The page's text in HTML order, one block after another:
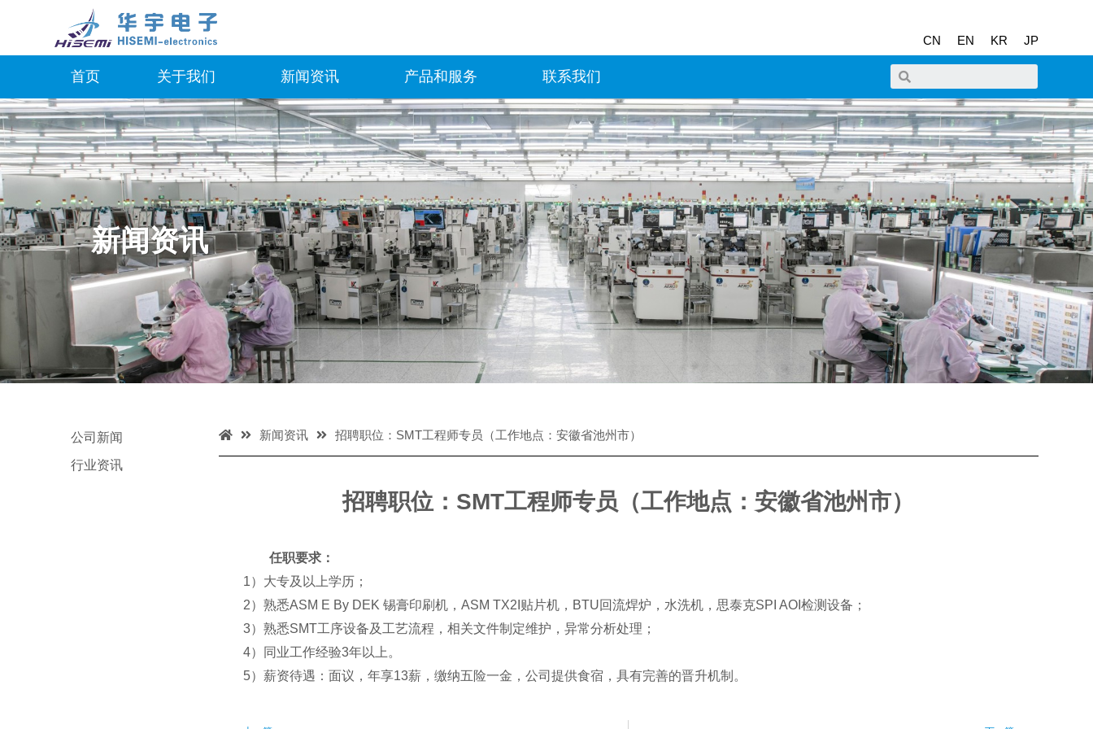
CN EN KR JP
首页 关于我们 新闻资讯 产品和服务 联系我们
新闻资讯
公司新闻
行业资讯
新闻资讯 招聘职位：SMT工程师专员（工作地点：安徽省池州市）
招聘职位：SMT工程师专员（工作地点：安徽省池州市）
任职要求：
1）大专及以上学历；
2）熟悉ASM E By DEK 锡膏印刷机，ASM TX2I贴片机，BTU回流焊炉，水洗机，思泰克SPI AOI检测设备；
3）熟悉SMT工序设备及工艺流程，相关文件制定维护，异常分析处理；
4）同业工作经验3年以上。
5）薪资待遇：面议，年享13薪，缴纳五险一金，公司提供食宿，具有完善的晋升机制。